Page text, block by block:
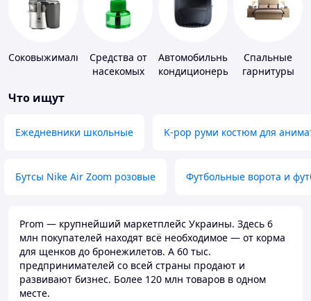
Соковыжималки
Средства от
насекомых
Автомобильные
кондиционеры
Спальные
гарнитуры
Что ищут
Ежедневники школьные K-pop руми костюм для
Бутсы Nike Air Zoom розовые Футбольные ворота и
Prom — крупнейший маркетплейс Украины. Здесь 6
млн покупателей находят всё необходимое — от корма
для щенков до бронежилетов. А 60 тыс.
предпринимателей со всей страны продают и
развивают бизнес. Более 120 млн товаров в одном
месте.